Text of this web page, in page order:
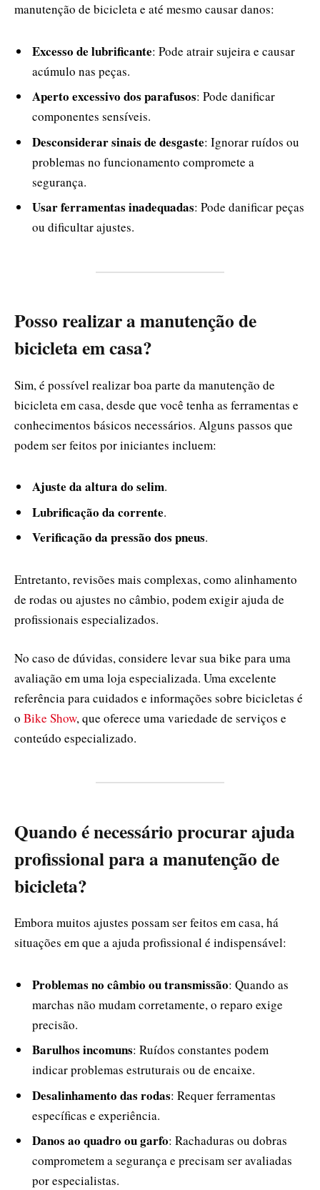
manutenção de bicicleta e até mesmo causar danos:
Excesso de lubrificante: Pode atrair sujeira e causar
acúmulo nas peças.
Aperto excessivo dos parafusos: Pode danificar
componentes sensíveis.
Desconsiderar sinais de desgaste: Ignorar ruídos ou
problemas no funcionamento compromete a
segurança.
Usar ferramentas inadequadas: Pode danificar peças
ou dificultar ajustes.
Posso realizar a manutenção de
bicicleta em casa?
Sim, é possível realizar boa parte da manutenção de
bicicleta em casa, desde que você tenha as ferramentas e
conhecimentos básicos necessários. Alguns passos que
podem ser feitos por iniciantes incluem:
Ajuste da altura do selim.
Lubrificação da corrente.
Verificação da pressão dos pneus.
Entretanto, revisões mais complexas, como alinhamento
de rodas ou ajustes no câmbio, podem exigir ajuda de
profissionais especializados.
No caso de dúvidas, considere levar sua bike para uma
avaliação em uma loja especializada. Uma excelente
referência para cuidados e informações sobre bicicletas é
o Bike Show, que oferece uma variedade de serviços e
conteúdo especializado.
Quando é necessário procurar ajuda
profissional para a manutenção de
bicicleta?
Embora muitos ajustes possam ser feitos em casa, há
situações em que a ajuda profissional é indispensável:
Problemas no câmbio ou transmissão: Quando as
marchas não mudam corretamente, o reparo exige
precisão.
Barulhos incomuns: Ruídos constantes podem
indicar problemas estruturais ou de encaixe.
Desalinhamento das rodas: Requer ferramentas
específicas e experiência.
Danos ao quadro ou garfo: Rachaduras ou dobras
comprometem a segurança e precisam ser avaliadas
por especialistas.